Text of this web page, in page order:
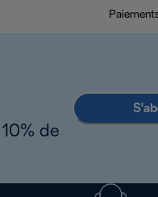
de